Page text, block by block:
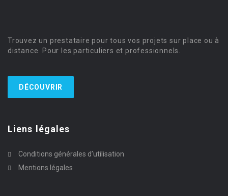
Trouvez un prestataire pour tous vos projets sur place ou à
distance. Pour les particuliers et professionnels.
DÉCOUVRIR
Liens légales
Conditions générales d’utilisation
Mentions légales